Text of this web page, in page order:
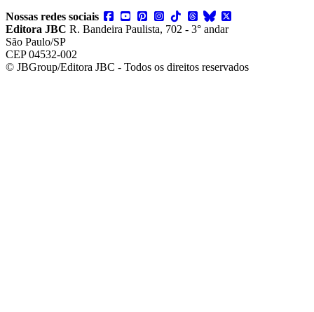
Nossas redes sociais
Editora JBC R. Bandeira Paulista, 702 - 3° andar
São Paulo/SP
CEP 04532-002
© JBGroup/Editora JBC - Todos os direitos reservados